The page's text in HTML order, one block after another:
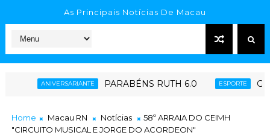
As Principais Notícias De Macau
PARABÉNS RUTH 6.0 ESPORTE Ginásio Poliesportivo
Home Macau RN Notícias
58º ARRAIA DO CEIMH
"CIRCUITO MUSICAL E JORGE DO ACORDEON"